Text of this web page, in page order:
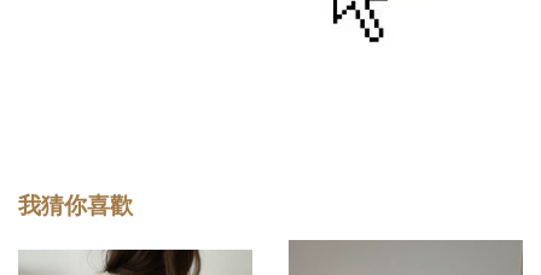
我猜你喜歡